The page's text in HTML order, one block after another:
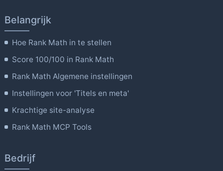
Belangrijk
Hoe Rank Math in te stellen
Score 100/100 in Rank Math
Rank Math Algemene instellingen
Instellingen voor 'Titels en meta'
Krachtige site-analyse
Rank Math MCP Tools
Bedrijf